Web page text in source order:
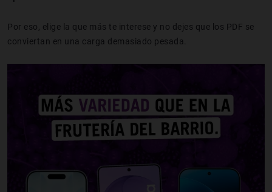
Por eso, elige la que más te interese y no dejes que los PDF se
conviertan en una carga demasiado pesada.